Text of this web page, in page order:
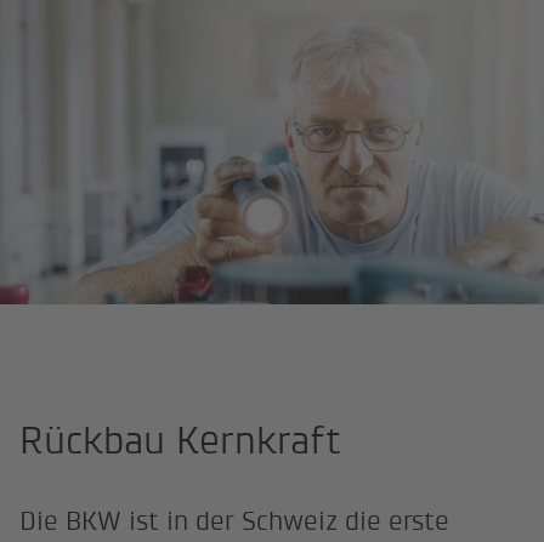
Rückbau Kernkraft
Die BKW ist in der Schweiz die erste